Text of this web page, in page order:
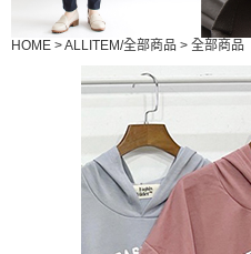
HOME >ALLITEM/全部商品 > 全部商品